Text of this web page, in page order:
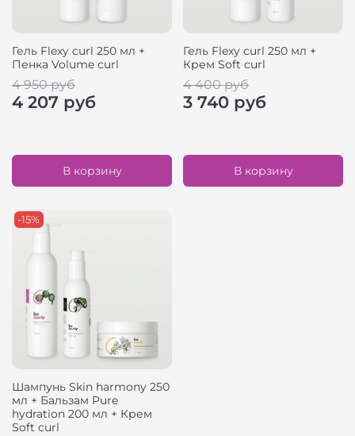
Гель Flexy curl 250 мл +
Пенка Volume curl
4 950 руб
4 207 руб
В корзину
Гель Flexy curl 250 мл +
Крем Soft curl
4 400 руб
3 740 руб
В корзину
-15%
Шампунь Skin harmony 250
мл + Бальзам Pure
hydration 200 мл + Крем
Soft curl